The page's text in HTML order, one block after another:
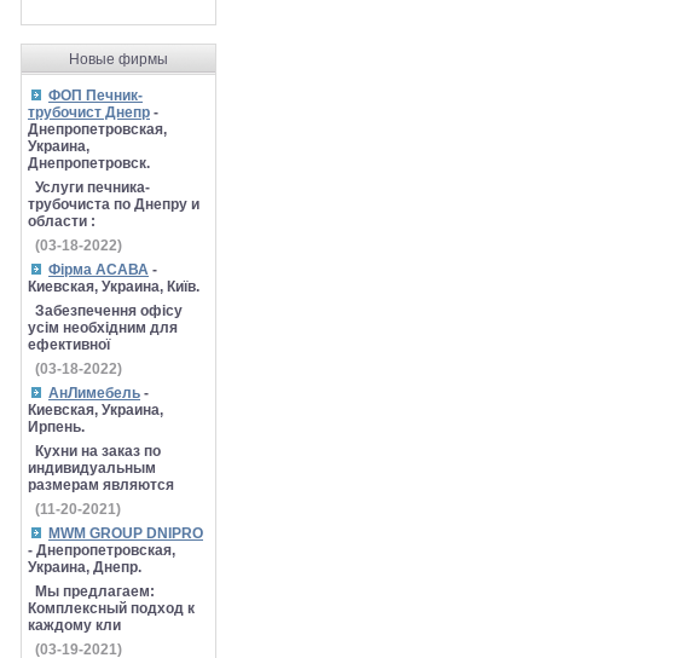
Новые фирмы
ФОП Печник-
трубочист Днепр -
Днепропетровская,
Украина,
Днепропетровск.
Услуги печника-
трубочиста по Днепру и
области :
(03-18-2022)
Фірма АСАВА -
Киевская, Украина, Київ.
Забезпечення офісу
усім необхідним для
ефективної
(03-18-2022)
АнЛимебель -
Киевская, Украина,
Ирпень.
Кухни на заказ по
индивидуальным
размерам являются
(11-20-2021)
MWM GROUP DNIPRO
- Днепропетровская,
Украина, Днепр.
Мы предлагаем:
Комплексный подход к
каждому кли
(03-19-2021)